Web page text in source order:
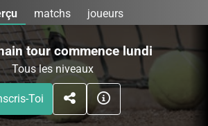
matchs joueurs
tour commence lundi
Tous les niveaux
Toi